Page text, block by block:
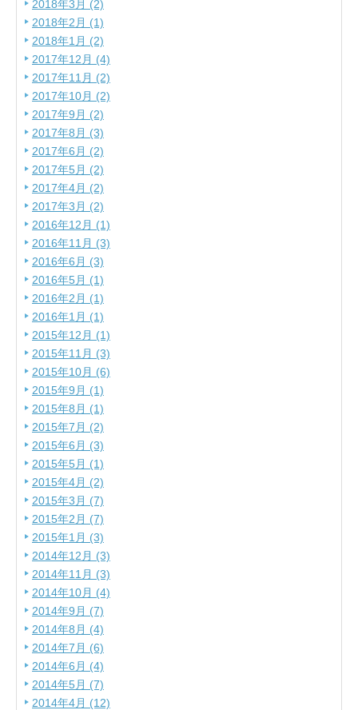
2018年3月 (2)
2018年2月 (1)
2018年1月 (2)
2017年12月 (4)
2017年11月 (2)
2017年10月 (2)
2017年9月 (2)
2017年8月 (3)
2017年6月 (2)
2017年5月 (2)
2017年4月 (2)
2017年3月 (2)
2016年12月 (1)
2016年11月 (3)
2016年6月 (3)
2016年5月 (1)
2016年2月 (1)
2016年1月 (1)
2015年12月 (1)
2015年11月 (3)
2015年10月 (6)
2015年9月 (1)
2015年8月 (1)
2015年7月 (2)
2015年6月 (3)
2015年5月 (1)
2015年4月 (2)
2015年3月 (7)
2015年2月 (7)
2015年1月 (3)
2014年12月 (3)
2014年11月 (3)
2014年10月 (4)
2014年9月 (7)
2014年8月 (4)
2014年7月 (6)
2014年6月 (4)
2014年5月 (7)
2014年4月 (12)